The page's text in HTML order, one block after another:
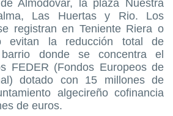
Almodóvar, la plaza Nuestra
Las Huertas y Rio. Los
registran en Teniente Riera o
evitan la reducción total de
donde se concentra el
FEDER (Fondos Europeos de
dotado con 15 millones de
algecireño cofinancia
de euros.